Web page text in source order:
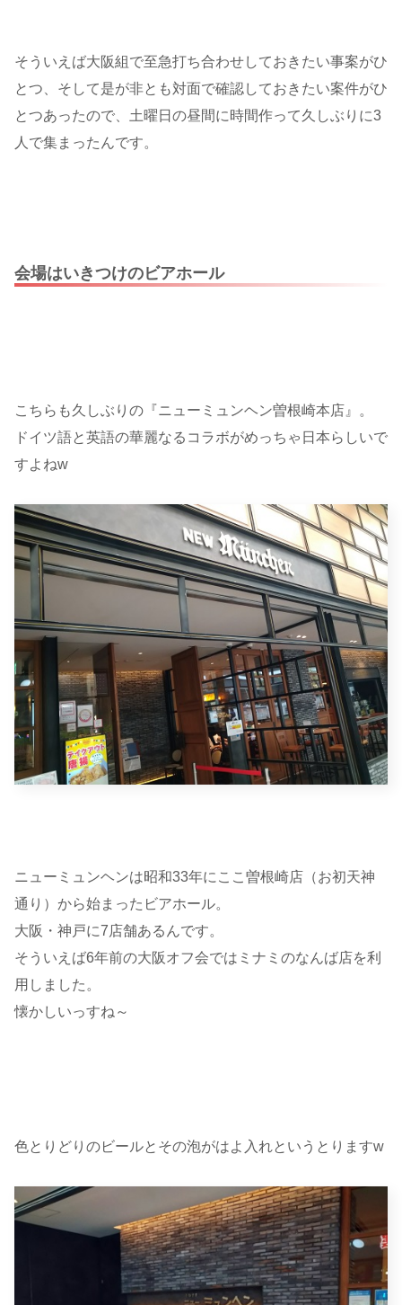
そういえば大阪組で至急打ち合わせしておきたい事案がひ
とつ、そして是が非とも対面で確認しておきたい案件がひ
とつあったので、土曜日の昼間に時間作って久しぶりに3
人で集まったんです。
会場はいきつけのビアホール
こちらも久しぶりの『ニューミュンヘン曽根崎本店』。
ドイツ語と英語の華麗なるコラボがめっちゃ日本らしいで
すよねw
ニューミュンヘンは昭和33年にここ曽根崎店（お初天神
通り）から始まったビアホール。
大阪・神戸に7店舗あるんです。
そういえば6年前の大阪オフ会ではミナミのなんば店を利
用しました。
懐かしいっすね～
色とりどりのビールとその泡がはよ入れというとりますw